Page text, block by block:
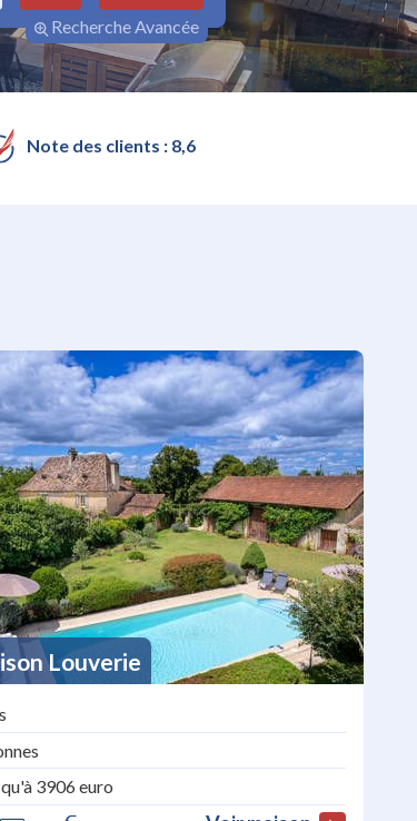
Recherche Avancée
Note des clients : 8,6
Louverie
3906 euro